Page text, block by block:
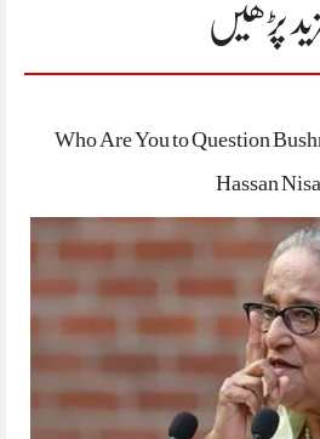
پڑھیں
‘Who Are You to Question
Hassan